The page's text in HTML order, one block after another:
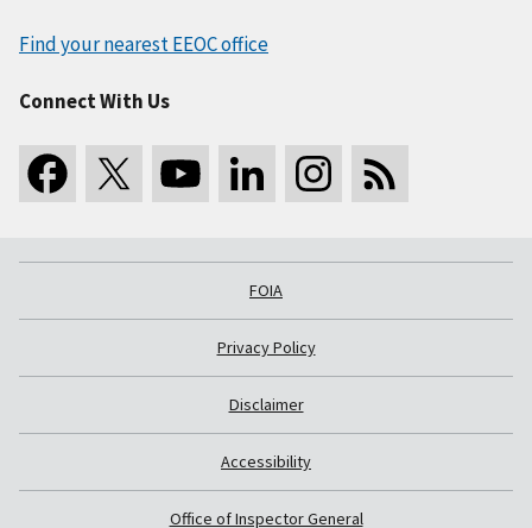
Find your nearest EEOC office
Connect With Us
FOIA
Privacy Policy
Disclaimer
Accessibility
Office of Inspector General